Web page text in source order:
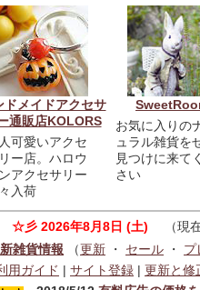
ドメイドアクセサ
通販店KOLORS
可愛いアクセ
ー店。ハロウ
アクセサリー
入荷
お気に入りの
ュラル雑貨を
見つけに来て
さい
☆彡 2026年8月8日 (土)
（現
雑貨情報 （更新 ・ セール ・ プ
用ガイド | サイト登録 | 更新と修